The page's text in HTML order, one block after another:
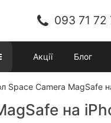
093 71 72
Акції Блог
Space Camera MagSafe
на